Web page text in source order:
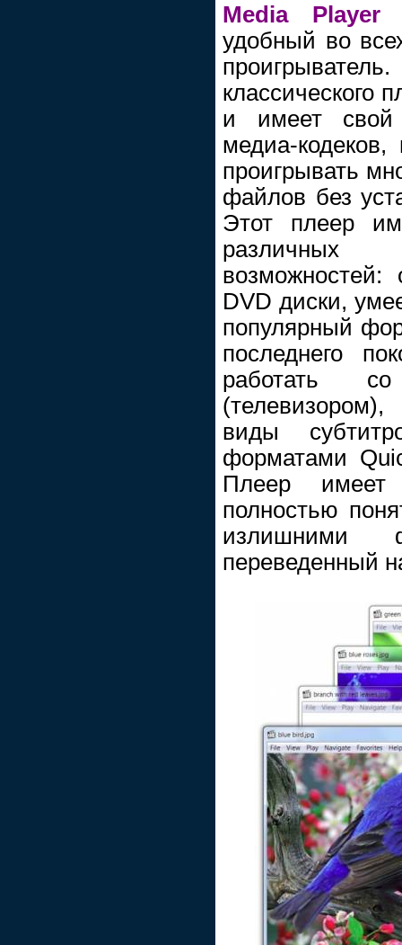
Media Player
удобный во
классического
и имеет свой
медиа-
проигрывать
файлов без
Этот плеер
возможностей:
DVD диски,
популярный
последнего
работать
виды
форматами
Плеер
полностью
излишними
переведенный